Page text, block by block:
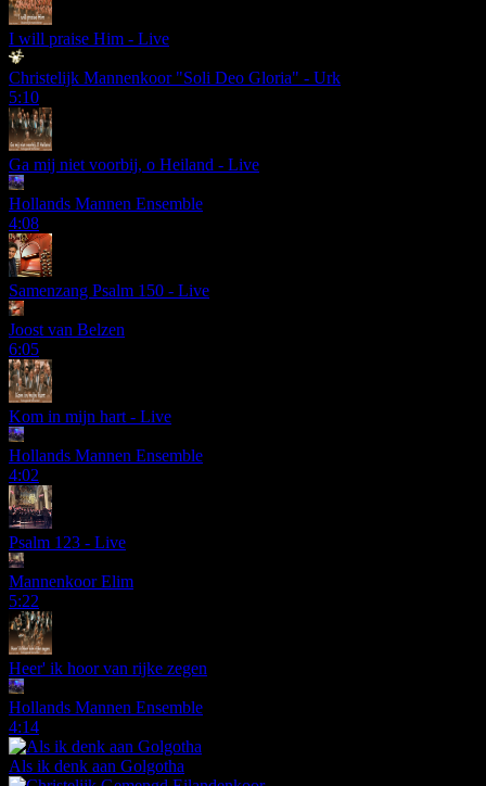
I will praise Him - Live
Christelijk Mannenkoor "Soli Deo Gloria" - Urk
5:10
Ga mij niet voorbij, o Heiland - Live
Hollands Mannen Ensemble
4:08
Samenzang Psalm 150 - Live
Joost van Belzen
6:05
Kom in mijn hart - Live
Hollands Mannen Ensemble
4:02
Psalm 123 - Live
Mannenkoor Elim
5:22
Heer' ik hoor van rijke zegen
Hollands Mannen Ensemble
4:14
Als ik denk aan Golgotha